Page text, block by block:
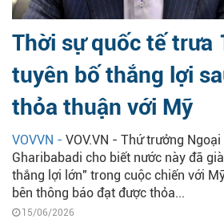
Thời sự quốc tế trưa
tuyên bố thắng lợi
thỏa thuận với Mỹ
VOVVN - VOV.VN - Thứ trưởng
Gharibabadi cho biết nước này đã
thắng lợi lớn" trong cuộc chiến với
bên thông báo đạt được thỏa...
15/06/2026